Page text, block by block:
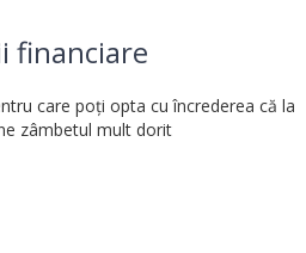
financiare
care poți opta cu încrederea că la
zâmbetul mult dorit